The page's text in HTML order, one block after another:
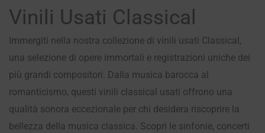
Vinili Usati Classical
Immergiti nella nostra collezione di vinili usati Classical,
una selezione di opere immortali e registrazioni uniche dei
più grandi compositori. Dalla musica barocca al
romanticismo, questi vinili classical usati offrono una
qualità sonora eccezionale per chi desidera riscoprire la
bellezza della musica classica. Scopri le sinfonie, concerti